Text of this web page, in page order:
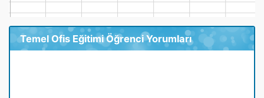
Temel Ofis Eğitimi Öğrenci Yorumları